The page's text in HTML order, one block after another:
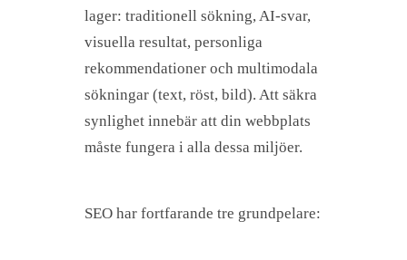
lager: traditionell sökning, AI-svar,
visuella resultat, personliga
rekommendationer och multimodala
sökningar (text, röst, bild). Att säkra
synlighet innebär att din webbplats
måste fungera i alla dessa miljöer.
SEO har fortfarande tre grundpelare: